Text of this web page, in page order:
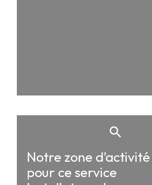
Notre zone d'activité
pour ce service